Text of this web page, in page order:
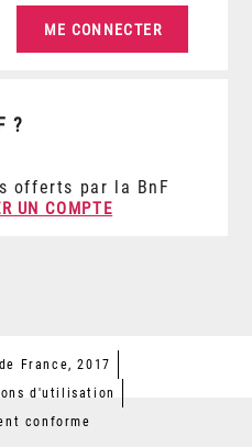
?
offerts par la BnF
UN COMPTE
France, 2017
d'utilisation
conforme